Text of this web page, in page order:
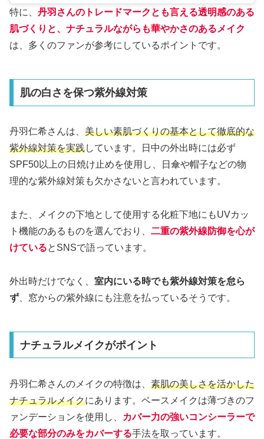
特に、 丹羽さんのトレードマークとも言える透明感のある
肌づくりと、ナチュラルながらも華やかさのあるメイク
は、多くのファンが参考にしているポイントです。
肌の白さを保つ紫外線対策
丹羽仁希さんは、 美しい素肌づくりの基本として徹底的な
紫外線対策を実践しています。日中の外出時には必ず
SPF50以上の日焼け止めを使用し、日傘や帽子などの物
理的な紫外線対策も欠かさないと言われています。
また、メイクの下地として使用する化粧下地にもUVカッ
ト機能のあるものを選んでおり、 二重の紫外線防御を心が
けているとSNSで語っています。
外出時だけでなく、 室内にいる時でも紫外線対策を怠ら
ず 、窓からの紫外線にも注意を払っているそうです。
ナチュラルメイクがポイント
丹羽仁希さんのメイクの特徴は、 素肌の美しさを活かした
ナチュラルメイクにあります。ベースメイクは薄づきのフ
ァンデーションを使用し、
カバー力の強いコンシーラーで
必要な部分のみをカバーする手法を取っています。